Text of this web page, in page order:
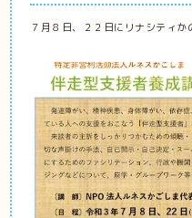
７月８日、２２日にリナシティか